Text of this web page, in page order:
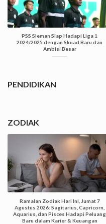
PSS Sleman Siap Hadapi Liga 1
2024/2025 dengan Skuad Baru dan
Ambisi Besar
PENDIDIKAN
ZODIAK
Ramalan Zodiak Hari Ini, Jumat 7
Agustus 2026: Sagitarius, Capricorn,
Aquarius, dan Pisces Hadapi Peluang
Baru dalam Karier & Keuangan